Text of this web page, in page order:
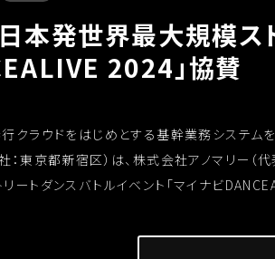
本発世界最大規模ス
2024」協賛
クラウドをはじめとする基幹業務システム
：東京都新宿区）は、株式会社アノマリー（
ートダンスバトルイベント「マイナビ